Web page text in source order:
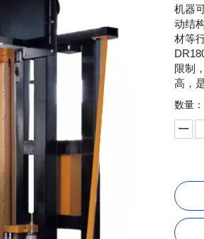
机器
动结
材等
限制
高，
数量：